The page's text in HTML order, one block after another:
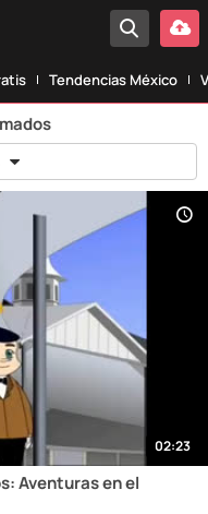
Tendencias México
02:23
Aventuras en el